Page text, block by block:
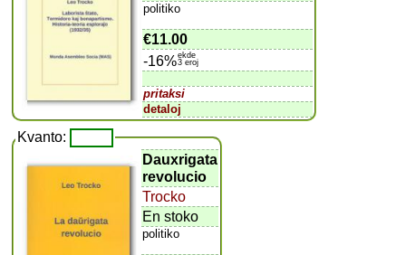
politiko
€11.00
-16%ekde
3 eroj
pritaksi
detaloj
Kvanto:
Dauxrigata
revolucio
Trocko
En stoko
politiko